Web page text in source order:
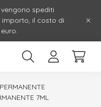
spediti
il costo di
7ML